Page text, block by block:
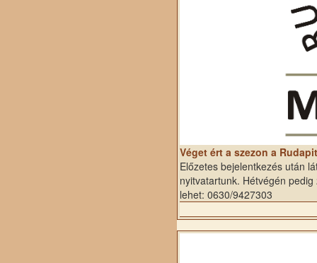
Véget ért a szezon a
Előzetes bejelentkezés után
nyitvatartunk. Hétvégén
lehet: 0630/9427303